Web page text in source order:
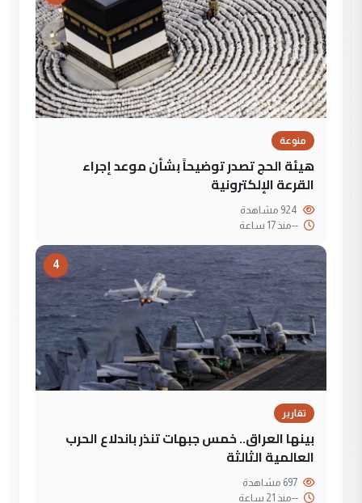
منوعة
هيئة الحج تصدر توضيحاً بشأن موعد إجراء
القرعة الإلكترونية
--منذ 17 ساعة
4
تقارير
بينها العراق.. خمس جبهات تنذر باندلاع الحرب
العالمية الثالثة
--منذ 21 ساعة